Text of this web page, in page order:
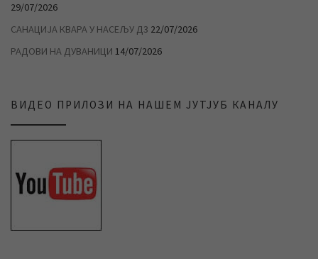
29/07/2026
САНАЦИЈА КВАРА У НАСЕЉУ Д3 22/07/2026
РАДОВИ НА ДУВАНИЦИ 14/07/2026
ВИДЕО ПРИЛОЗИ НА НАШЕМ ЈУТЈУБ КАНАЛУ